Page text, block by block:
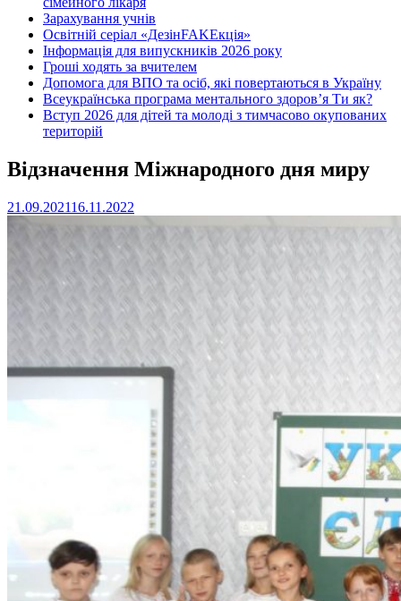
Зарахування учнів
Освітній серіал «ДезінFAKEкція»
Інформація для випускників 2026 року
Гроші ходять за вчителем
Допомога для ВПО та осіб, які повертаються в Україну
Всеукраїнська програма ментального здоров’я Ти як?
Вступ 2026 для дітей та молоді з тимчасово окупованих
територій
Відзначення Міжнародного дня миру
21.09.202116.11.2022